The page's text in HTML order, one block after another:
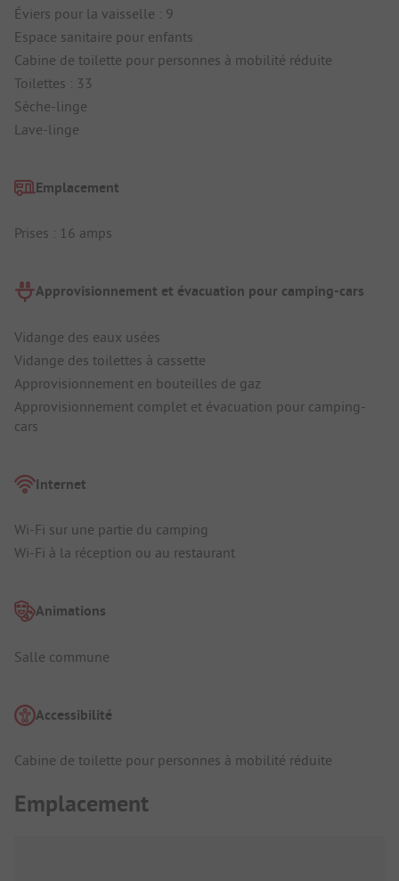
Éviers pour la vaisselle : 9
Espace sanitaire pour enfants
Cabine de toilette pour personnes à mobilité réduite
Toilettes : 33
Sèche-linge
Lave-linge
Emplacement
Prises : 16 amps
Approvisionnement et évacuation pour camping-cars
Vidange des eaux usées
Vidange des toilettes à cassette
Approvisionnement en bouteilles de gaz
Approvisionnement complet et évacuation pour camping-
cars
Internet
Wi-Fi sur une partie du camping
Wi-Fi à la réception ou au restaurant
Animations
Salle commune
Accessibilité
Cabine de toilette pour personnes à mobilité réduite
Emplacement